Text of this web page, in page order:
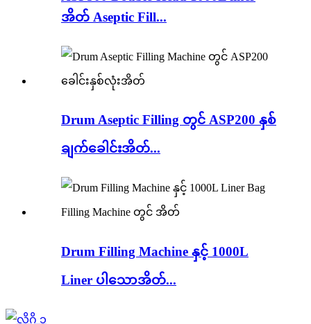
အိတ် Aseptic Fill...
Drum Aseptic Filling တွင် ASP200 နှစ်
ချက်ခေါင်းအိတ်...
Drum Filling Machine နှင့် 1000L
Liner ပါသောအိတ်...